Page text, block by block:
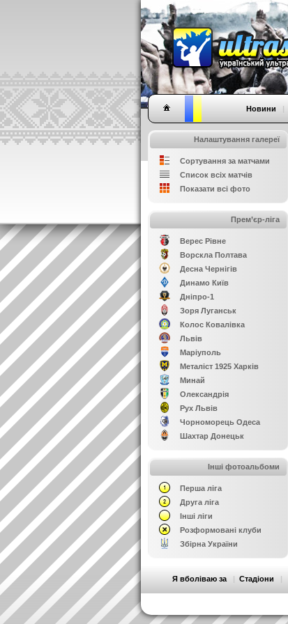
Новини |
Налаштування галереї
Сортування за матчами
Список всіх матчів
Показати всі фото
Прем’єр-ліга
Верес Рівне
Ворскла Полтава
Десна Чернігів
Динамо Київ
Дніпро-1
Зоря Луганськ
Колос Ковалівка
Львів
Маріуполь
Металіст 1925 Харків
Минай
Олександрія
Рух Львів
Чорноморець Одеса
Шахтар Донецьк
Інші фотоальбоми
Перша ліга
Друга ліга
Інші ліги
Розформовані клуби
Збірна України
Я вболіваю за | Стадіони |